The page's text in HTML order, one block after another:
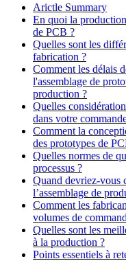
Arictle Summary
En quoi la
de PCB ?
Quelles sont les
fabrication ?
Comment les délais
l'assemblage de
production ?
Quelles
dans votre
Comment la
des prototypes de
Quelles normes de
processus ?
Quand devriez-vous
l’assemblage de
Comment les
volumes de
Quelles sont les
à la production ?
Points essentiels à